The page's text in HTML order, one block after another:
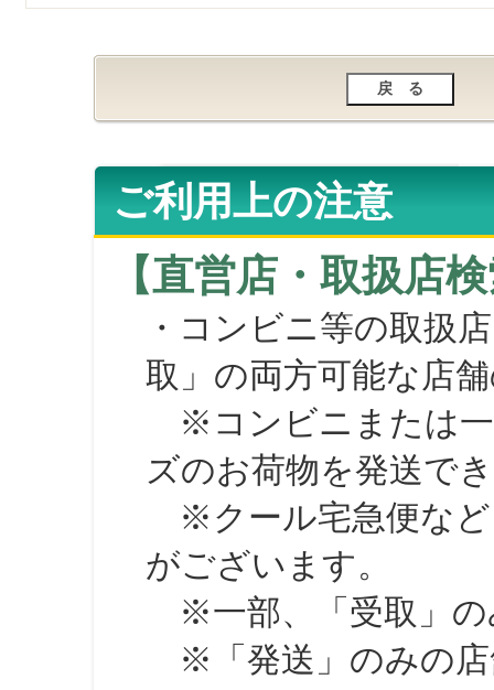
ご利用上の注意
【直営店・取扱店
・コンビニ等の取扱
取」の両方可能な店
※コンビニまたは一
ズのお荷物を発送で
※クール宅急便など
がございます。
※一部、「受取」の
※「発送」のみの店